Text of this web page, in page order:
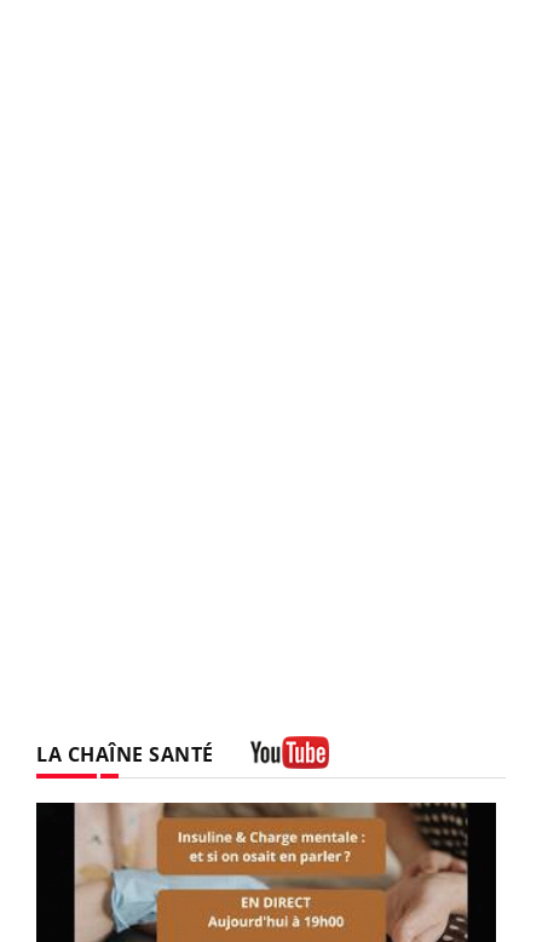
LA CHAÎNE SANTÉ